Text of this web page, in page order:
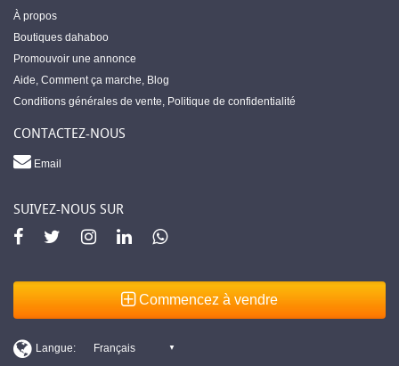
À propos
Boutiques dahaboo
Promouvoir une annonce
Aide, Comment ça marche, Blog
Conditions générales de vente, Politique de confidentialité
CONTACTEZ-NOUS
Email
SUIVEZ-NOUS SUR
Commencez à vendre